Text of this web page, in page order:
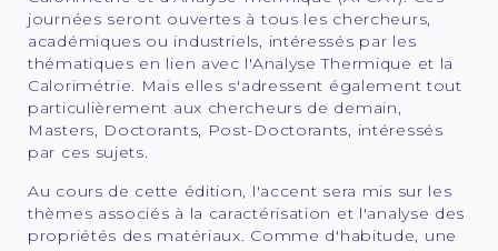
journées seront ouvertes à tous les chercheurs,
académiques ou industriels, intéressés par les
thématiques en lien avec l'Analyse Thermique et la
Calorimétrie. Mais elles s'adressent également tout
particulièrement aux chercheurs de demain,
Masters, Doctorants, Post-Doctorants, intéressés
par ces sujets.
Au cours de cette édition, l'accent sera mis sur les
thèmes associés à la caractérisation et l'analyse des
propriétés des matériaux. Comme d'habitude, une